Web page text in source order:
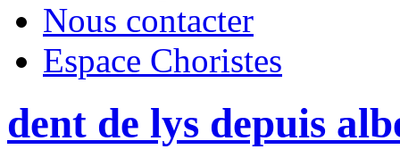
Nous contacter
Espace Choristes
dent de lys depuis